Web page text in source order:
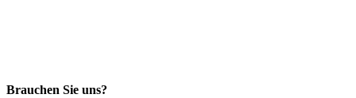
Brauchen Sie uns?